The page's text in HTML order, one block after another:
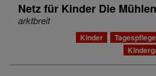
Netz für Kinder Die
arktbreit
Kinder Tagespflege